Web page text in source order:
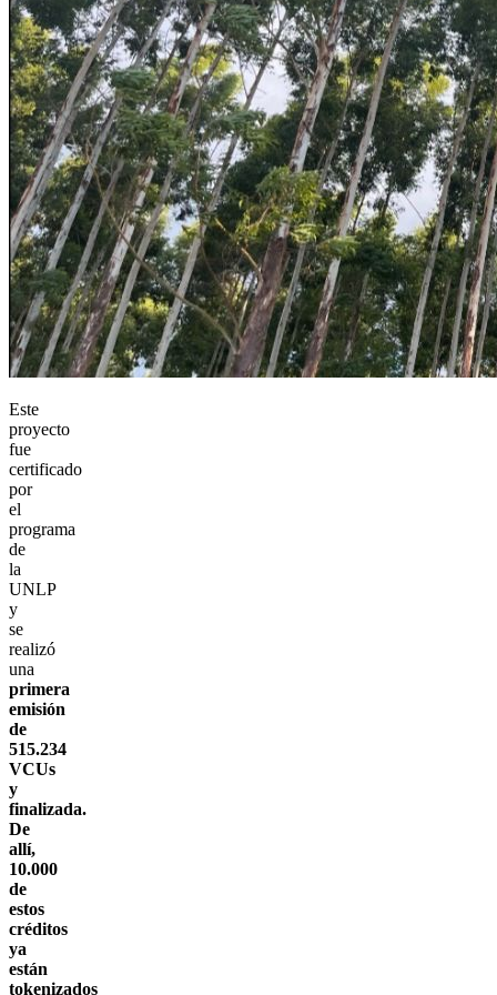
Este
proyecto
fue
certificado
por
el
programa
de
la
UNLP
y
se
realizó
una
primera
emisión
de
515.234
VCUs
y
finalizada.
De
allí,
10.000
de
estos
créditos
ya
están
tokenizados